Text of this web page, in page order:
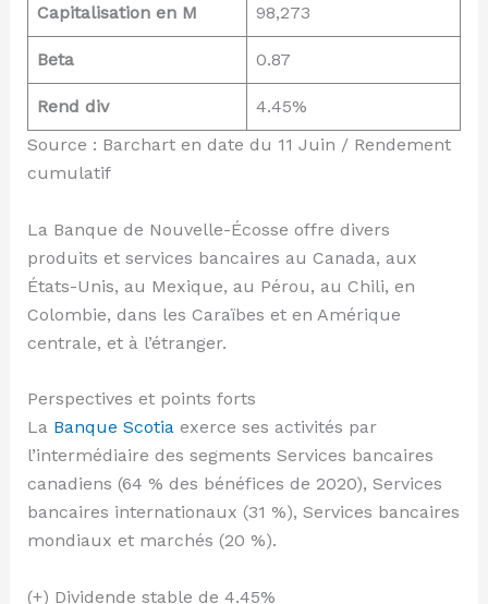
Capitalisation en M 98,273
Beta 0.87
Rend div
4.45%
Source : Barchart en date du 11 Juin / Rendement
cumulatif
La Banque de Nouvelle-Écosse offre divers
produits et services bancaires au Canada, aux
États-Unis, au Mexique, au Pérou, au Chili, en
Colombie, dans les Caraïbes et en Amérique
centrale, et à l’étranger.
Perspectives et points forts
La Banque Scotiaexerce ses activités par
l’intermédiaire des segments Services bancaires
canadiens (64 % des bénéfices de 2020), Services
bancaires internationaux (31 %), Services bancaires
mondiaux et marchés (20 %).
(+) Dividende stable de 4.45%